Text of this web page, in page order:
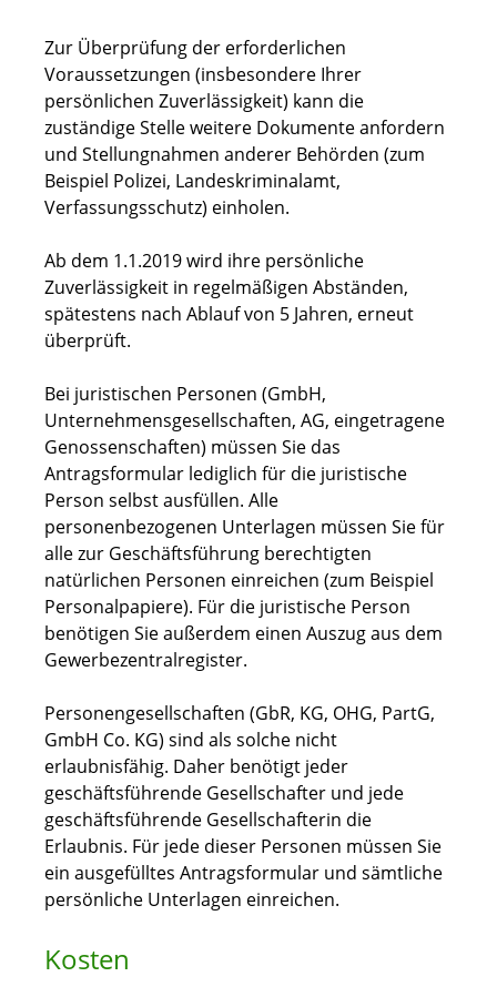
Zur Überprüfung der erforderlichen
Voraussetzungen (insbesondere Ihrer
persönlichen Zuverlässigkeit) kann die
zuständige Stelle weitere Dokumente anfordern
und Stellungnahmen anderer Behörden (zum
Beispiel Polizei, Landeskriminalamt,
Verfassungsschutz) einholen.
Ab dem 1.1.2019 wird ihre persönliche
Zuverlässigkeit in regelmäßigen Abständen,
spätestens nach Ablauf von 5 Jahren, erneut
überprüft.
Bei juristischen Personen (GmbH,
Unternehmensgesellschaften, AG, eingetragene
Genossenschaften) müssen Sie das
Antragsformular lediglich für die juristische
Person selbst ausfüllen. Alle
personenbezogenen Unterlagen müssen Sie für
alle zur Geschäftsführung berechtigten
natürlichen Personen einreichen (zum Beispiel
Personalpapiere). Für die juristische Person
benötigen Sie außerdem einen Auszug aus dem
Gewerbezentralregister.
Personengesellschaften (GbR, KG, OHG, PartG,
GmbH Co. KG) sind als solche nicht
erlaubnisfähig. Daher benötigt jeder
geschäftsführende Gesellschafter und jede
geschäftsführende Gesellschafterin die
Erlaubnis. Für jede dieser Personen müssen Sie
ein ausgefülltes Antragsformular und sämtliche
persönliche Unterlagen einreichen.
Kosten